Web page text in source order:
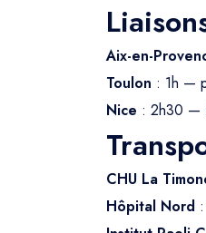
Aix-en-
Toulon : 1h —
Nice : 2h30 —
CHU La
Hôpital Nord